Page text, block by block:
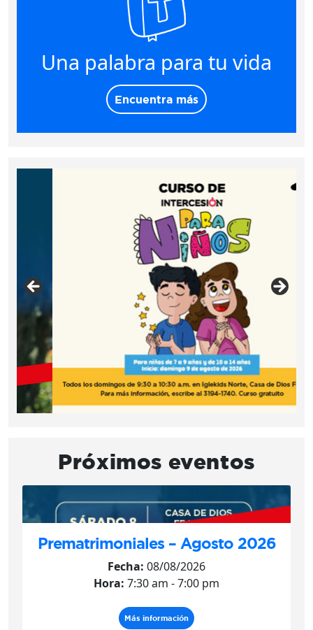
Una palabra para tu vida
Encuentra más
Próximos eventos
Prematrimoniales – Agosto 2026
Fecha: 08/08/2026
Hora: 7:30 am - 7:00 pm
Más información